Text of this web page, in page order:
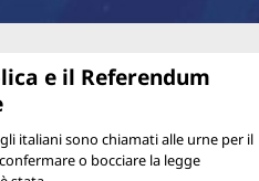
e il Referendum
italiani sono chiamati alle urne per il
o bocciare la legge